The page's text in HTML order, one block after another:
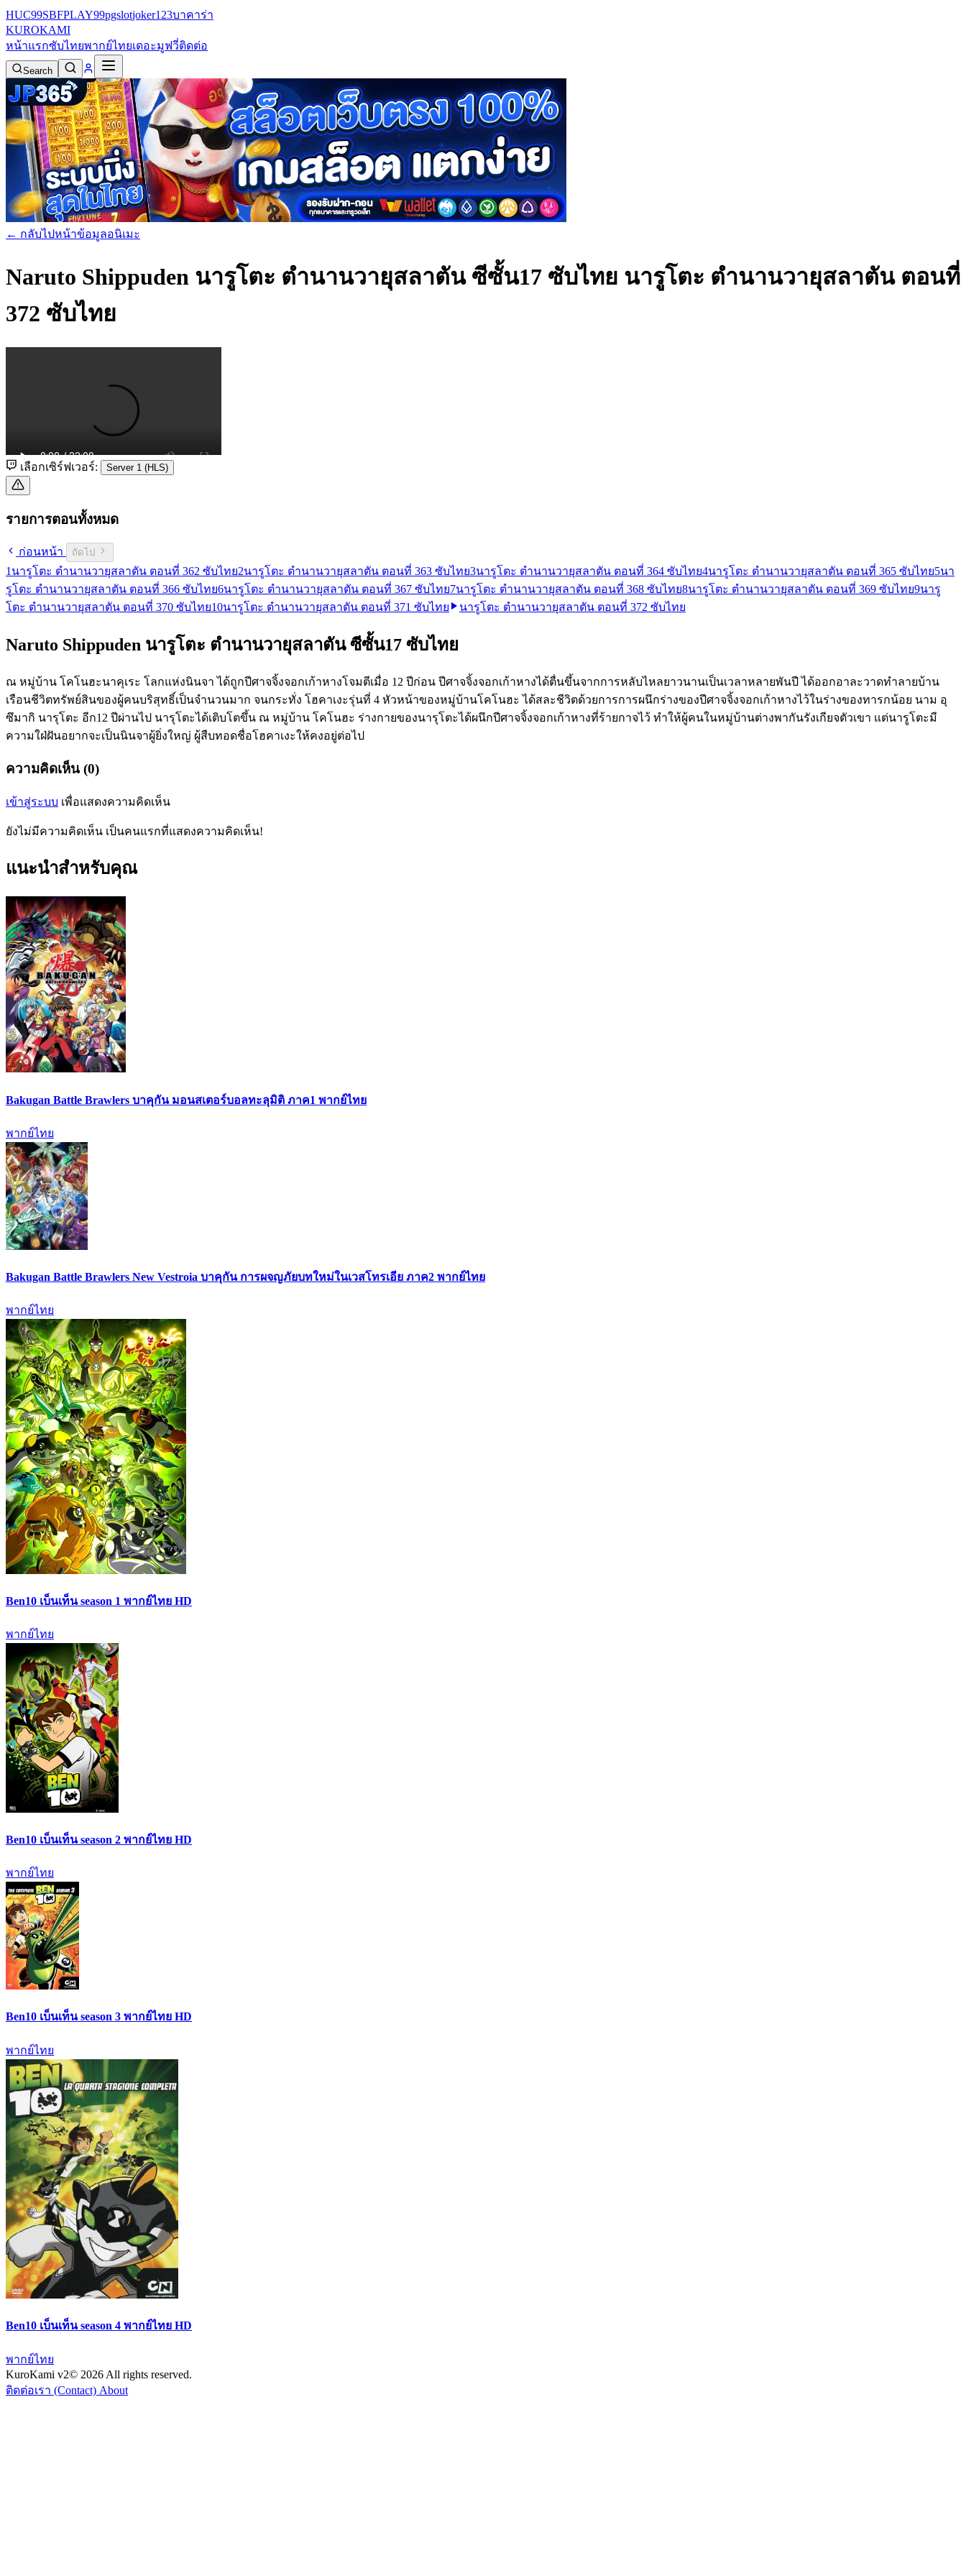
HUC99SBFPLAY99pgslotjoker123บาคาร่า
KUROKAMI
หน้าแรกซับไทยพากย์ไทยเดอะมูฟวี่ติดต่อ
Search
← กลับไปหน้าข้อมูลอนิเมะ
Naruto Shippuden นารูโตะ ตำนานวายุสลาตัน ซีซั้น17 ซับไทย นารูโตะ ตำนานวายุสลาตัน ตอนที่
372 ซับไทย
เลือกเซิร์ฟเวอร์: Server 1 (HLS)
รายการตอนทั้งหมด
ก่อนหน้า ถัดไป
1 นารูโตะ ตำนานวายุสลาตัน ตอนที่ 362 ซับไทย2นารูโตะ ตำนานวายุสลาตัน ตอนที่ 363 ซับไทย3นารูโตะ ตำนานวายุสลาตัน ตอนที่ 364 ซับไทย4นารูโตะ ตำนานวายุสลาตัน ตอนที่ 365 ซับไทย5นา
รูโตะ ตำนานวายุสลาตัน ตอนที่ 366 ซับไทย6นารูโตะ ตำนานวายุสลาตัน ตอนที่ 367 ซับไทย7นารูโตะ ตำนานวายุสลาตัน ตอนที่ 368 ซับไทย8นารูโตะ ตำนานวายุสลาตัน ตอนที่ 369 ซับไทย9นารู
โตะ ตำนานวายุสลาตัน ตอนที่ 370 ซับไทย10นารูโตะ ตำนานวายุสลาตัน ตอนที่ 371 ซับไทย นารูโตะ ตำนานวายุสลาตัน ตอนที่ 372 ซับไทย
Naruto Shippuden นารูโตะ ตำนานวายุสลาตัน ซีซั้น17 ซับไทย
ณ หมู่บ้าน โคโนฮะนาคุเระ โลกแห่งนินจา ได้ถูกปีศาจจิ้งจอกเก้าหางโจมตีเมื่อ 12 ปีก่อน ปีศาจจิ้งจอกเก้าหางได้ตื่นขึ้นจากการหลับไหลยาวนานเป็นเวลาหลายพันปี ได้ออกอาละวาดทำลายบ้าน
เรือนชีวิตทรัพย์สินของผู้คนบริสุทธิ์เป็นจำนวนมาก จนกระทั่ง โฮคาเงะรุ่นที่ 4 หัวหน้าของหมู่บ้านโคโนฮะ ได้สละชีวิตด้วยการการผนึกร่างของปีศาจจิ้งจอกเก้าหางไว้ในร่างของทารกน้อย นาม อุ
ซึมากิ นารุโตะ อีก12 ปีผ่านไป นารุโตะได้เติบโตขึ้น ณ หมู่บ้าน โคโนฮะ ร่างกายของนารุโตะได้ผนึกปีศาจจิ้งจอกเก้าหางที่ร้ายกาจไว้ ทำให้ผู้คนในหมู่บ้านต่างพากันรังเกียจตัวเขา แต่นารูโตะมี
ความใฝ่ฝันอยากจะเป็นนินจาผู้ยิ่งใหญ่ ผู้สืบทอดชื่อโฮคาเงะให้คงอยู่ต่อไป
ความคิดเห็น (0)
เข้าสู่ระบบ เพื่อแสดงความคิดเห็น
ยังไม่มีความคิดเห็น เป็นคนแรกที่แสดงความคิดเห็น!
แนะนำสำหรับคุณ
Bakugan Battle Brawlers บาคุกัน มอนสเตอร์บอลทะลุมิติ ภาค1 พากย์ไทย
พากย์ไทย
Bakugan Battle Brawlers New Vestroia บาคุกัน การผจญภัยบทใหม่ในเวสโทรเอีย ภาค2 พากย์ไทย
พากย์ไทย
Ben10 เบ็นเท็น season 1 พากย์ไทย HD
พากย์ไทย
Ben10 เบ็นเท็น season 2 พากย์ไทย HD
พากย์ไทย
Ben10 เบ็นเท็น season 3 พากย์ไทย HD
พากย์ไทย
Ben10 เบ็นเท็น season 4 พากย์ไทย HD
พากย์ไทย
KuroKami v2© 2026 All rights reserved.
ติดต่อเรา (Contact) About